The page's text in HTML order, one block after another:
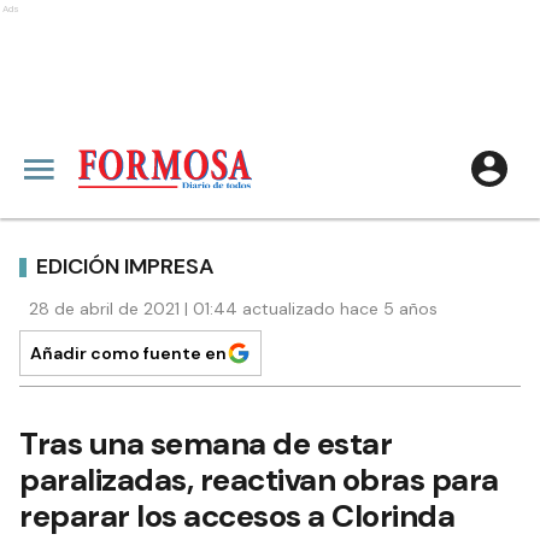
Ads
EDICIÓN IMPRESA
28 de abril de 2021 | 01:44 actualizado hace 5 años
Añadir como fuente en
Tras una semana de estar
paralizadas, reactivan obras para
reparar los accesos a Clorinda